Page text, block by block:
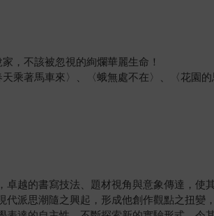
，不該被忽視的絢爛華麗生命！
乘著馬車來〉、〈蛾無處不在〉、〈花園的
越的書寫技法、題材視角與意象傳達，使
派思潮隨之興起，形成他創作觀點之扭變